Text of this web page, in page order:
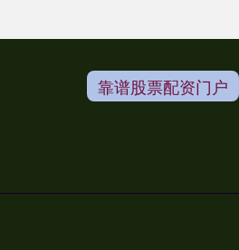
靠谱股票配资门户